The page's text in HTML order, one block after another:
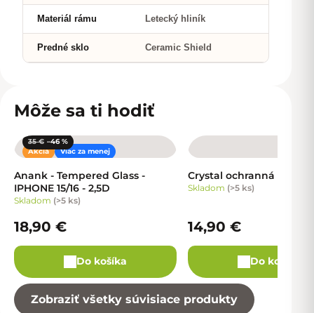
Materiál rámu Letecký hliník
Predné sklo Ceramic Shield
Môže sa ti hodiť
Akcia Viac za menej
35 € –46 %
Anank - Tempered Glass -
IPHONE 15/16 - 2,5D
Skladom (>5 ks)
18,90 €
Do košíka
Crystal ochranná fólia
Skladom (>5 ks)
14,90 €
Do košíka
Zobraziť všetky súvisiace produkty